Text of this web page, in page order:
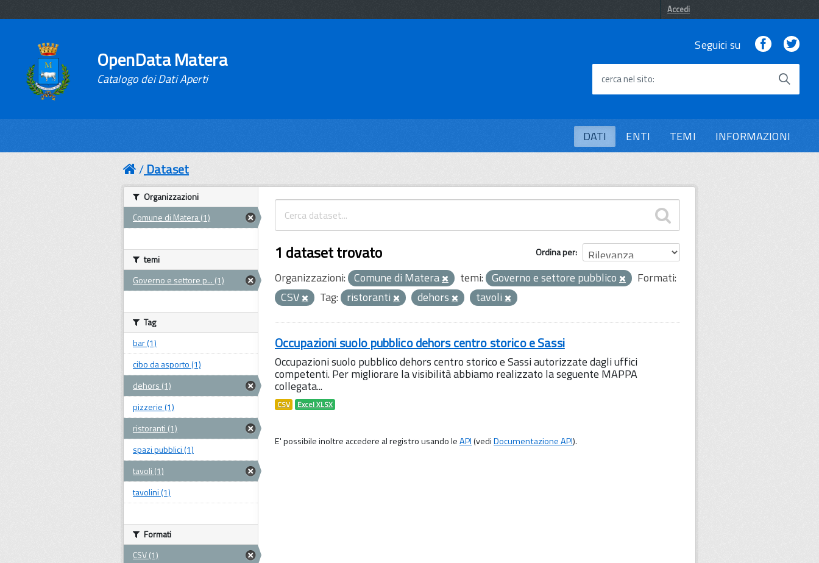
Accedi
OpenData Matera
Catalogo dei Dati Aperti
Seguici su Facebook
cerca nel sito
DATI ENTI TEMI INFORMAZIONI
Dataset
Ordina per
1 dataset trovato
Organizzazioni: Comune di Matera temi: Governo e settore pubblico
Formati:
CSV
Tag: ristoranti dehors tavoli
Occupazioni suolo pubblico dehors centro storico e Sassi
Occupazioni suolo pubblico dehors centro storico e Sassi autorizzate dagli uffici
competenti. Per migliorare la visibilità abbiamo realizzato la seguente MAPPA
collegata...
CSV Excel XLSX
E' possibile inoltre accedere al registro usando leAPI(vediDocumentazione API).
Organizzazioni
Comune di Matera (1)
temi
Governo e settore p... (1)
Tag
bar (1)
cibo da asporto (1)
dehors (1)
pizzerie (1)
ristoranti (1)
spazi pubblici (1)
tavoli (1)
tavolini (1)
Formati
CSV (1)